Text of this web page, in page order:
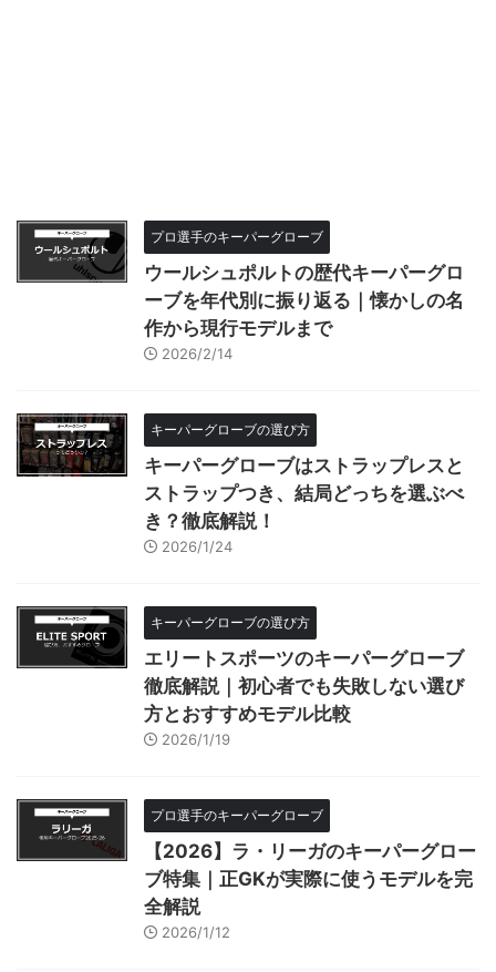
プロ選手のキーパーグローブ
ウールシュポルトの歴代キーパーグロ
ーブを年代別に振り返る｜懐かしの名
作から現行モデルまで
2026/2/14
キーパーグローブの選び方
キーパーグローブはストラップレスと
ストラップつき、結局どっちを選ぶべ
き？徹底解説！
2026/1/24
キーパーグローブの選び方
エリートスポーツのキーパーグローブ
徹底解説｜初心者でも失敗しない選び
方とおすすめモデル比較
2026/1/19
プロ選手のキーパーグローブ
【2026】ラ・リーガのキーパーグロー
ブ特集｜正GKが実際に使うモデルを完
全解説
2026/1/12